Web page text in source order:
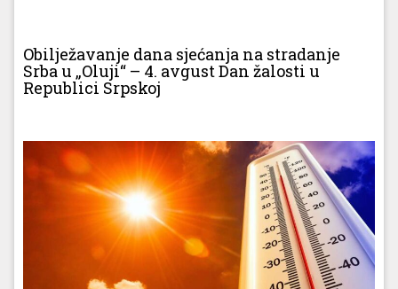
Obilježavanje dana sjećanja na stradanje
Srba u „Oluji“ – 4. avgust Dan žalosti u
Republici Srpskoj